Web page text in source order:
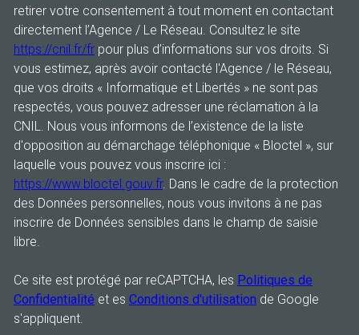
retirer votre consentement à tout moment en contactant
directement l’Agence / Le Réseau. Consultez le site
https://cnil.fr/fr pour plus d’informations sur vos droits. Si
vous estimez, après avoir contacté l'Agence / le Réseau,
que vos droits « Informatique et Libertés » ne sont pas
respectés, vous pouvez adresser une réclamation à la
CNIL. Nous vous informons de l’existence de la liste
d'opposition au démarchage téléphonique « Bloctel », sur
laquelle vous pouvez vous inscrire ici :
https://www.bloctel.gouv.fr. Dans le cadre de la protection
des Données personnelles, nous vous invitons à ne pas
inscrire de Données sensibles dans le champ de saisie
libre.
Ce site est protégé par reCAPTCHA, les Politiques de
Confidentialité et es Conditions d'utilisation de Google
s'appliquent.